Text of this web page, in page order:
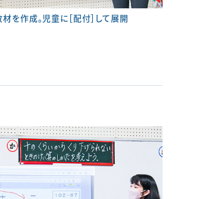
を作成。児童に［配付］して展開